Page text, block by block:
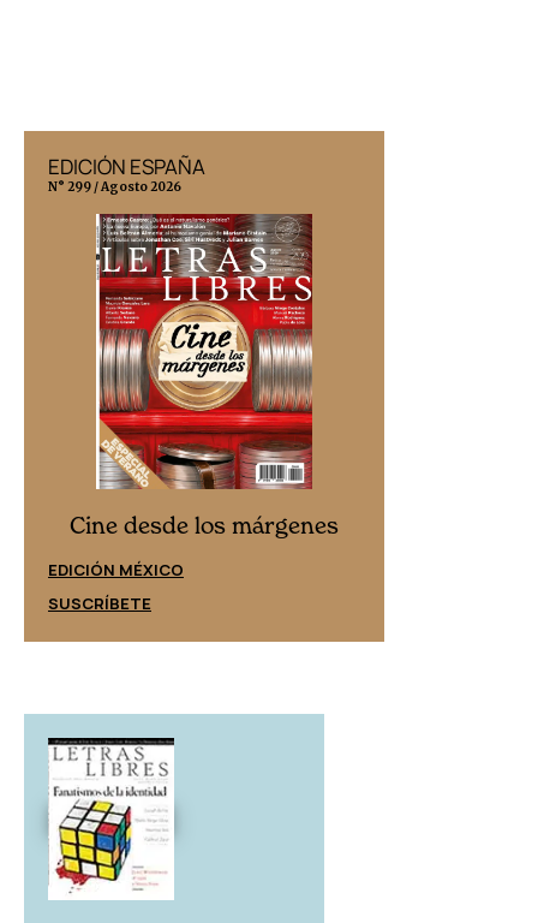
EDICIÓN ESPAÑA
N° 299 / Agosto 2026
Cine desde los márgenes
EDICIÓN MÉXICO
SUSCRÍBETE